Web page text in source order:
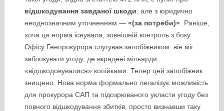
відшкодування завданої шкоди , але з юридично
неоднозначним уточненням — «(за потреби)» . Раніше,
хоча ця норма існувала, зовнішній контроль з боку
Офісу Генпрокурора слугував запобіжником: він міг
заблокувати угоду, де вкрадені мільярди
«відшкодовувалися» копійками. Тепер цей запобіжник
знищено. Нова норма формально легалізує можливість
для прокурора САП та підозрюваного укласти угоду без
повного відшкодування збитків, просто визнавши таку